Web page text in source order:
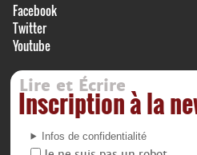
Facebook
Twitter
Youtube
Lire et Écrire
Inscription à la
Infos de confidentialité